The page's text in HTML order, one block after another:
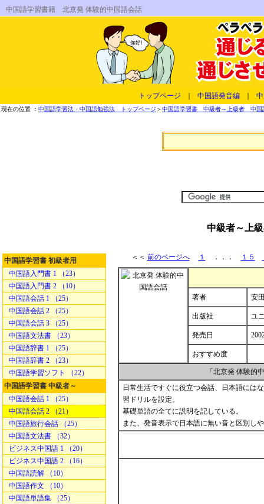
中国語学習書籍 北京発 体験的中国語会話
トップページ 中国語発音編
現在の位置 ： 中国語学習法・中国語勉強法 トップページ ＞中国語学習書 中級者～上級者 中国
中級者～上
中国語学習書 初級者用
中国語入門書 1 （23）
中国語入門書 2 （10）
中国語会話 1 （25）
中国語会話 2 （25）
中国語会話 3 （25）
中国語文法書 （23）
中国語辞書 1 （25）
中国語辞書 2 （23）
中国語学習ソフト （22）
中国語学習書 中級者～
中国語会話 1 （25）
中国語会話 2 （21）
中国語旅行会話 （25）
中国語文法書 （32）
ビジネス中国語 1 （20）
ビジネス中国語 2 （16）
中国語読解 （10）
中国語作文 （10）
中国語単語集 （25）
＜＜ 前のページへ １ ．．． １５
著者 安
出版社 ユ
発売日
おすすめ度
「北京発 体験
日常生活ですぐに役立つ会話、日本語には
習ドリルを設定。
基礎単語の全てに説明を記している。
また、発音表示で日本語に無い音と区別し